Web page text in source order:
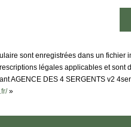
sont enregistrées dans un
légales applicables et
AGENCE DES 4 SERGENTS v2
»